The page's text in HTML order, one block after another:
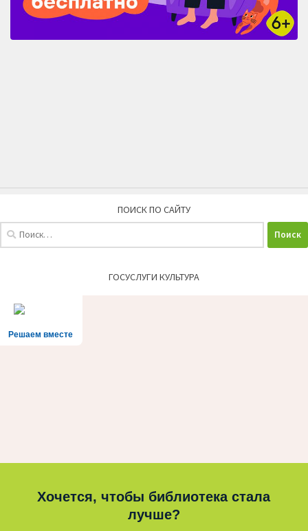
ПОИСК ПО САЙТУ
ГОСУСЛУГИ КУЛЬТУРА
Решаем вместе
Хочется, чтобы библиотека стала
лучше?